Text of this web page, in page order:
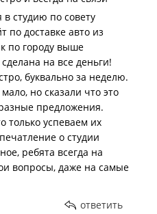
в студию по совету
по доставке авто из
по городу выше
на все деньги!
буквально за неделю.
но сказали что это
предложения.
только успеваем их
о студии
ребята всегда на
вопросы, даже на самые
ответить